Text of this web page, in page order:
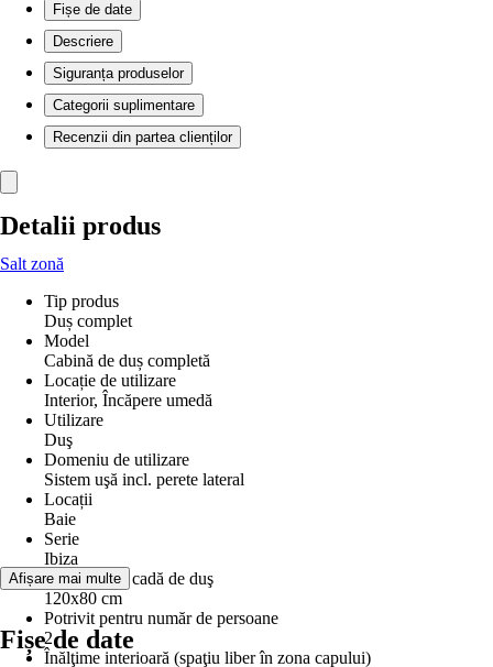
Fișe de date
Descriere
Siguranța produselor
Categorii suplimentare
Recenzii din partea clienților
Detalii produs
Salt zonă
Tip produs
Duș complet
Model
Cabină de duș completă
Locație de utilizare
Interior, Încăpere umedă
Utilizare
Duş
Domeniu de utilizare
Sistem uşă incl. perete lateral
Locații
Baie
Serie
Ibiza
Dimensiune cadă de duş
120x80 cm
Potrivit pentru număr de persoane
2
Înălţime interioară (spaţiu liber în zona capului)
Afișare mai multe
Fișe de date